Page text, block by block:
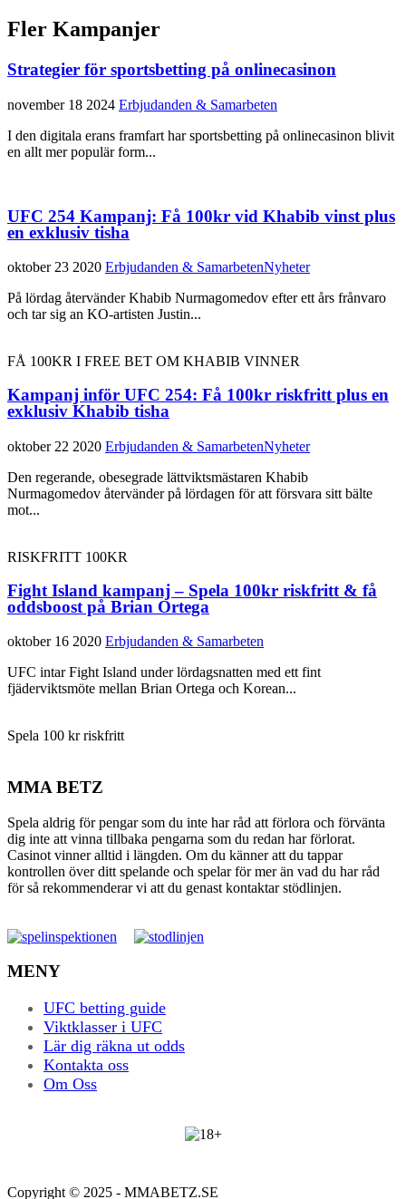
Fler Kampanjer
Strategier för sportsbetting på onlinecasinon
november 18 2024 Erbjudanden & Samarbeten
I den digitala erans framfart har sportsbetting på onlinecasinon blivit
en allt mer populär form...
UFC 254 Kampanj: Få 100kr vid Khabib vinst plus
en exklusiv tisha
oktober 23 2020 Erbjudanden & SamarbetenNyheter
På lördag återvänder Khabib Nurmagomedov efter ett års frånvaro
och tar sig an KO-artisten Justin...
FÅ 100KR I FREE BET OM KHABIB VINNER
Kampanj inför UFC 254: Få 100kr riskfritt plus en
exklusiv Khabib tisha
oktober 22 2020 Erbjudanden & SamarbetenNyheter
Den regerande, obesegrade lättviktsmästaren Khabib
Nurmagomedov återvänder på lördagen för att försvara sitt bälte
mot...
RISKFRITT 100KR
Fight Island kampanj – Spela 100kr riskfritt & få
oddsboost på Brian Ortega
oktober 16 2020 Erbjudanden & Samarbeten
UFC intar Fight Island under lördagsnatten med ett fint
fjäderviktsmöte mellan Brian Ortega och Korean...
Spela 100 kr riskfritt
MMA BETZ
Spela aldrig för pengar som du inte har råd att förlora och förvänta
dig inte att vinna tillbaka pengarna som du redan har förlorat.
Casinot vinner alltid i längden. Om du känner att du tappar
kontrollen över ditt spelande och spelar för mer än vad du har råd
för så rekommenderar vi att du genast kontaktar stödlinjen.
MENY
UFC betting guide
Viktklasser i UFC
Lär dig räkna ut odds
Kontakta oss
Om Oss
Copyright © 2025 - MMABETZ.SE